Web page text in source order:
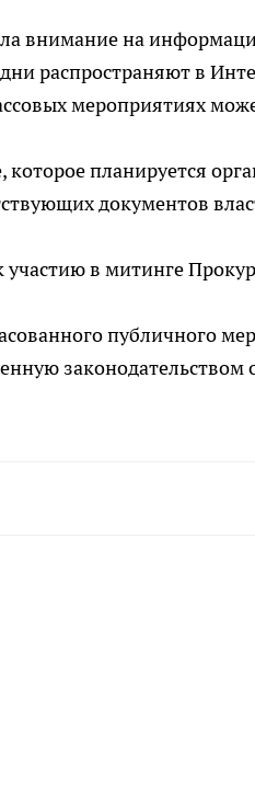
внимание на
распространяют в
мероприятиях
планируется
документов
в митинге
публичного
законодательством